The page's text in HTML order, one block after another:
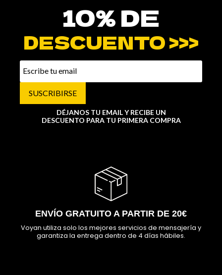
10% DE
DESCUENTO >>>
SUSCRIBIRSE
DÉJANOS TU EMAIL Y RECIBE UN
DESCUENTO PARA TU PRIMERA COMPRA
ENVÍO GRATUITO A PARTIR DE 20€
Voyan utiliza solo los mejores servicios de mensajería y
garantiza la entrega dentro de 4 días hábiles.